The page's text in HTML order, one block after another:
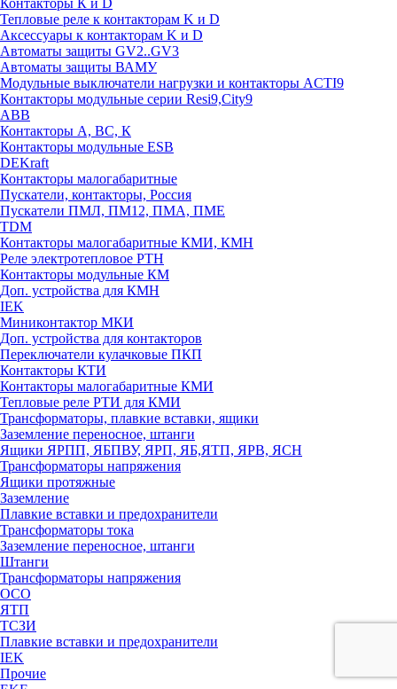
Контакторы К и D
Тепловые реле к контакторам K и D
Аксессуары к контакторам K и D
Автоматы защиты GV2..GV3
Автоматы защиты ВАМУ
Модульные выключатели нагрузки и контакторы ACTI9
Контакторы модульные серии Resi9,City9
ABB
Контакторы А, ВС, К
Контакторы модульные ESB
DEKraft
Контакторы малогабаритные
Пускатели, контакторы, Россия
Пускатели ПМЛ, ПМ12, ПМА, ПМЕ
TDM
Контакторы малогабаритные КМИ, КМН
Реле электротепловое РТН
Контакторы модульные КМ
Доп. устройства для КМН
IEK
Миниконтактор МКИ
Доп. устройства для контакторов
Переключатели кулачковые ПКП
Контакторы КТИ
Контакторы малогабаритные КМИ
Тепловые реле РTИ для КМИ
Трансформаторы, плавкие вставки, ящики
Заземление переносное, штанги
Ящики ЯРПП, ЯБПВУ, ЯРП, ЯБ,ЯТП, ЯРВ, ЯСН
Трансформаторы напряжения
Ящики протяжные
Заземление
Плавкие вставки и предохранители
Трансформаторы тока
Заземление переносное, штанги
Штанги
Трансформаторы напряжения
ОСО
ЯТП
ТСЗИ
Плавкие вставки и предохранители
IEK
Прочие